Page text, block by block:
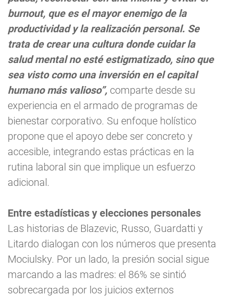
burnout, que es el mayor enemigo de la
productividad y la realización personal. Se
trata de crear una cultura donde cuidar la
salud mental no esté estigmatizado, sino que
sea visto como una inversión en el capital
humano más valioso”, comparte desde su
experiencia en el armado de programas de
bienestar corporativo. Su enfoque holístico
propone que el apoyo debe ser concreto y
accesible, integrando estas prácticas en la
rutina laboral sin que implique un esfuerzo
adicional.
Entre estadísticas y elecciones personales
Las historias de Blazevic, Russo, Guardatti y
Litardo dialogan con los números que presenta
Mociulsky. Por un lado, la presión social sigue
marcando a las madres: el 86% se sintió
sobrecargada por los juicios externos